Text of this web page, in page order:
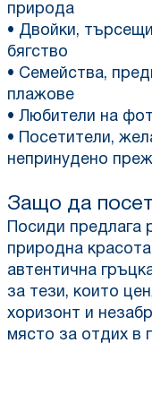
природа
• Двойки,
бягство
• Семейства,
плажове
• Любители на
• Посетители,
непринудено
Защо да
Посиди предлага
природна
автентична
за тези, които
хоризонт и
място за отдих в